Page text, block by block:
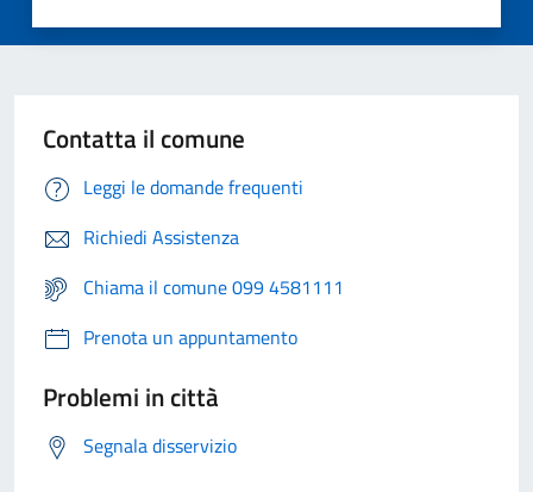
Contatta il comune
Leggi le domande frequenti
Richiedi Assistenza
Chiama il comune 099 4581111
Prenota un appuntamento
Problemi in città
Segnala disservizio